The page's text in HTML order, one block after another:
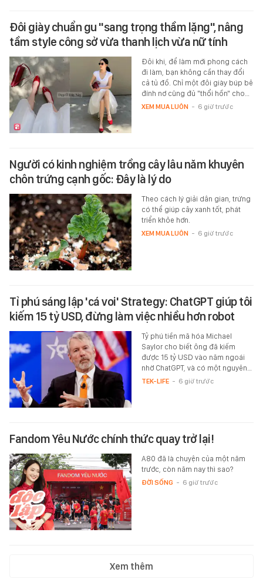
Đôi giày chuẩn gu "sang trọng thầm lặng", nâng
tầm style công sở vừa thanh lịch vừa nữ tính
Đôi khi, để làm mới phong cách
đi làm, bạn không cần thay đổi
cả tủ đồ. Chỉ một đôi giày búp bê
đính nơ cũng đủ "thổi hồn" cho…
XEM MUA LUÔN - 6 giờ trước
Người có kinh nghiệm trồng cây lâu năm khuyên
chôn trứng cạnh gốc: Đây là lý do
Theo cách lý giải dân gian, trứng
có thể giúp cây xanh tốt, phát
triển khỏe hơn.
XEM MUA LUÔN - 6 giờ trước
Tỉ phú sáng lập 'cá voi' Strategy: ChatGPT giúp tôi
kiếm 15 tỷ USD, đừng làm việc nhiều hơn robot
Tỷ phú tiền mã hóa Michael
Saylor cho biết ông đã kiếm
được 15 tỷ USD vào năm ngoái
nhờ ChatGPT, và có một nguyên…
TEK-LIFE - 6 giờ trước
Fandom Yêu Nước chính thức quay trở lại!
A80 đã là chuyện của một năm
trước, còn năm nay thì sao?
ĐỜI SỐNG - 6 giờ trước
Xem thêm